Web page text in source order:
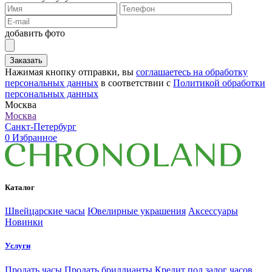
добавить фото
Заказать
Нажимая кнопку отправки, вы соглашаетесь на обработку
персональных данных в соответствии с Политикой обработки
персональных данных
Москва
Москва
Санкт-Петербург
0 Избранное
Каталог
Швейцарские часы Ювелирные украшения Аксессуары
Новинки
Услуги
Продать часы Продать бриллианты Кредит под залог часов